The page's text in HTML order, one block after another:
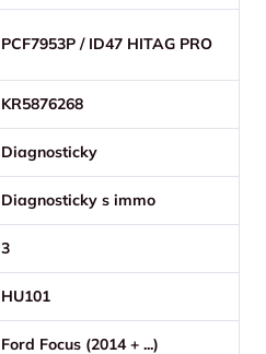
PCF7953P / ID47 HITAG PRO
KR5876268
Diagnosticky
Diagnosticky s immo
3
HU101
Ford Focus (2014 + ...)